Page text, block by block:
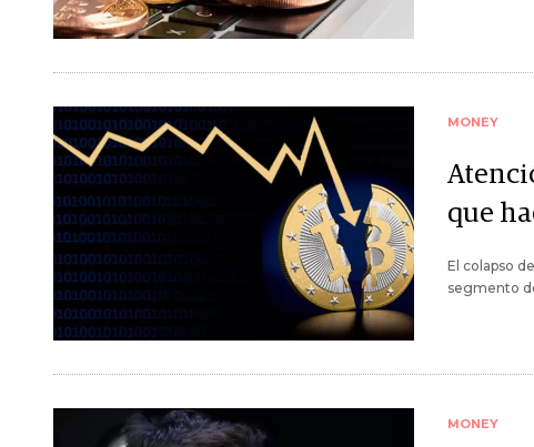
MONEY
que
El colapso
segmento
MONEY